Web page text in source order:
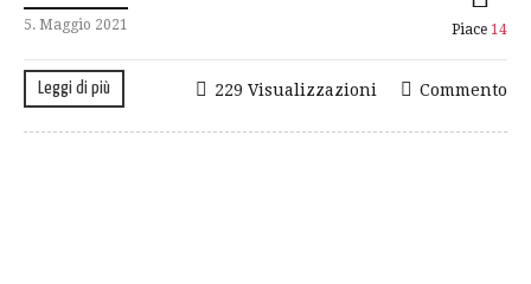
5. Maggio 2021 Piace 14
Leggi di più Commento
229 Visualizzazioni